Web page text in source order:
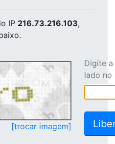
IP 216.73.216.103,
[trocar imagem]
Digite
lado no